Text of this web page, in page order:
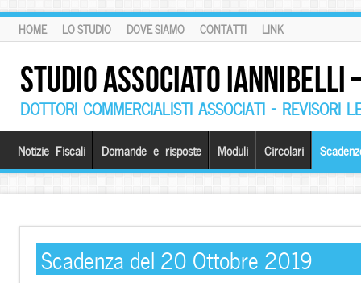
HOME LO STUDIO DOVE SIAMO CONTATTI LINK
STUDIO ASSOCIATO
DOTTORI COMMERCIALISTI ASSOCIATI – REVISORI
Notizie Fiscali Domande e risposte Moduli Circolari
Scadenza del 20 Ottobre 2019